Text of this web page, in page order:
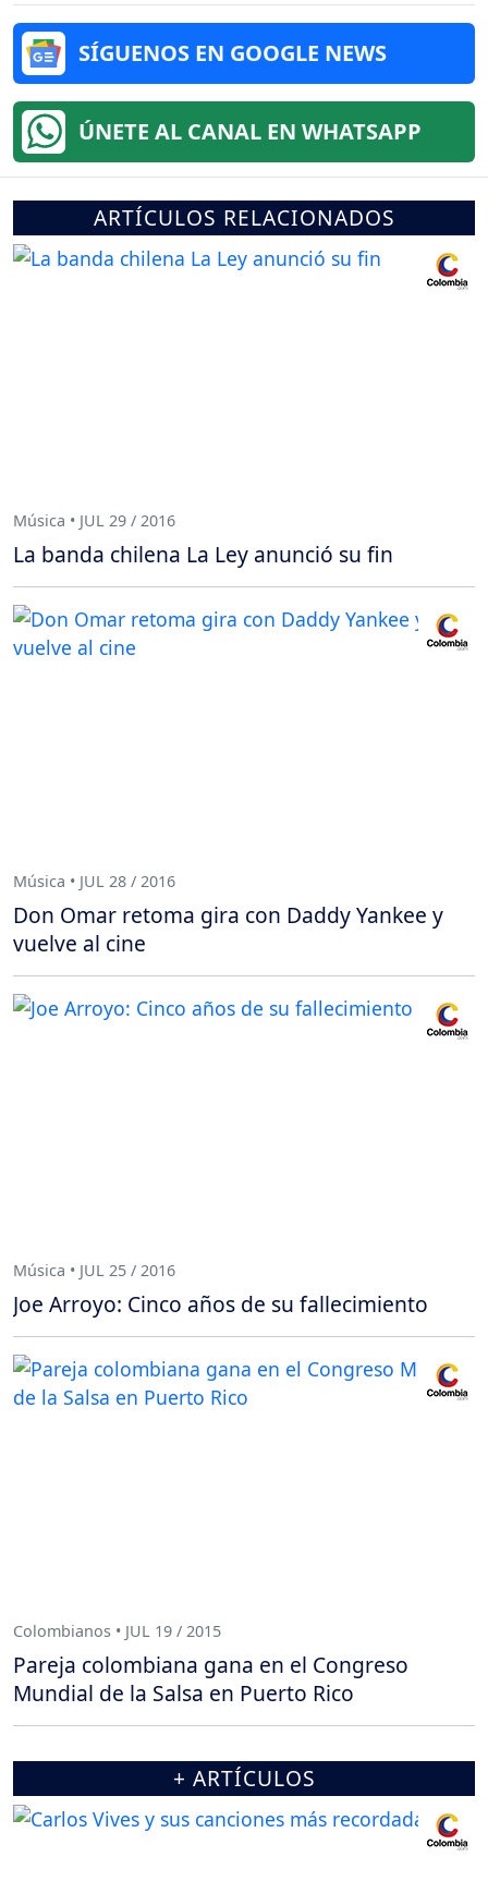
SÍGUENOS EN GOOGLE NEWS
ÚNETE AL CANAL EN WHATSAPP
ARTÍCULOS RELACIONADOS
Música • JUL 29 / 2016
La banda chilena La Ley anunció su fin
Música • JUL 28 / 2016
Don Omar retoma gira con Daddy Yankee y
vuelve al cine
Música • JUL 25 / 2016
Joe Arroyo: Cinco años de su fallecimiento
Colombianos • JUL 19 / 2015
Pareja colombiana gana en el Congreso
Mundial de la Salsa en Puerto Rico
+ ARTÍCULOS